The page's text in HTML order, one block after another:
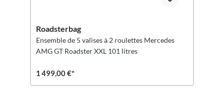
Roadsterbag
Ensemble de 5 valises à 2 roulettes Mercedes
AMG GT Roadster XXL 101 litres
1 499,00 €*